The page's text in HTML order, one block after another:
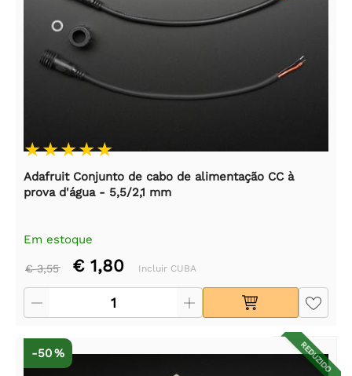
Adafruit Conjunto de cabo de alimentação CC à
prova d'água - 5,5/2,1 mm
Em estoque
€ 3,55 € 1,80 Incluir CUBA
REDUZIDO
-50 %